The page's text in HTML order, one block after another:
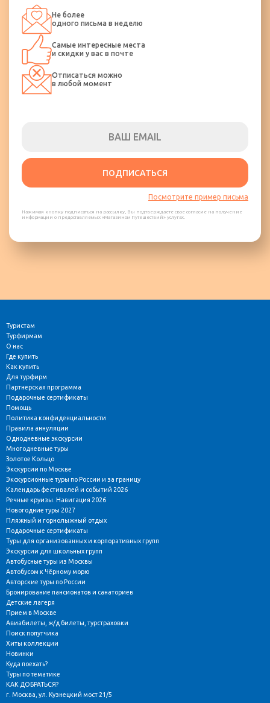
Не более
одного письма в неделю
Самые интересные места
и скидки у вас в почте
Отписаться можно
в любой момент
ПОДПИСАТЬСЯ
Посмотрите пример письма
Нажимая кнопку подписаться на рассылку, Вы подтверждаете свое согласие на получение
информации о предоставляемых «Магазином Путешествий» услугах.
Туристам
Турфирмам
О нас
Где купить
Как купить
Для турфирм
Партнерская программа
Подарочные сертификаты
Помощь
Политика конфиденциальности
Правила аннуляции
Однодневные экскурсии
Многодневные туры
Золотое Кольцо
Экскурсии по Москве
Экскурсионные туры по России и за границу
Календарь фестивалей и событий 2026
Речные круизы. Навигация 2026
Новогодние туры 2027
Пляжный и горнолыжный отдых
Подарочные сертификаты
Туры для организованных и корпоративных групп
Экскурсии для школьных групп
Автобусные туры из Москвы
Автобусом к Чёрному морю
Авторские туры по России
Бронирование пансионатов и санаториев
Детские лагеря
Прием в Москве
Авиабилеты, ж/д билеты, турстраховки
Поиск попутчика
Хиты коллекции
Новинки
Куда поехать?
Туры по тематике
КАК ДОБРАТЬСЯ?
г. Москва, ул. Кузнецкий мост 21/5